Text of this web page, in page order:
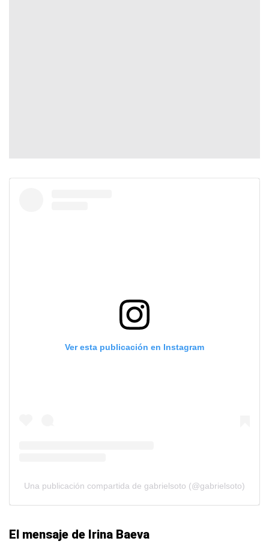
Ver esta publicación en Instagram
Una publicación compartida de gabrielsoto (@gabrielsoto)
El mensaje de Irina Baeva